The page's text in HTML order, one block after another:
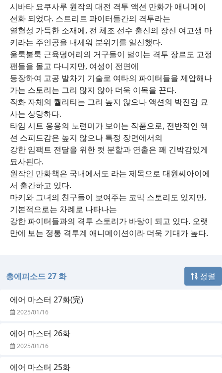
시바타 요쿠사루 원작의 대전 격투 액션 만화가 애니메이
션화 되었다. 스트리트 파이터들간의 격투라는
열혈성 가득한 소재에, 전 체조 선수 출신의 장신 여고생 마
키라는 주인공을 내세워 분위기를 일신했다.
울룩불룩 근육덩어리의 거구들이 벌이는 격투 장르도 고정
팬들을 몰고 다니지만, 여성이 전면에
등장하여 고공 발차기 기술로 여타의 파이터들을 제압해나
가는 스토리는 그리 많지 않아 더욱 이목을 끈다.
작화 자체의 퀄리티는 그리 높지 않으나 액션의 박진감 묘
사는 상당하다.
타임 시트 응용의 노련미가 보이는 작품으로, 전반적인 액
션 스피드감은 높지 않으나 특정 장면에서의
강한 임팩트 전달을 위한 컷 분할과 연출은 꽤 긴박감있게
묘사된다.
원작인 만화책은 국내에서도 라는 제목으로 대원씨아이에
서 출간하고 있다.
마키와 그녀의 친구들이 보여주는 코믹 스토리도 있지만,
기본적으로는 차례로 나타나는
강한 파이터들과의 격투 스토리가 바탕이 되고 있다. 오랫
만에 보는 정통 격투계 애니메이션이라 더욱 기대가 높다.
총에피소드 27 화 정렬
에어 마스터 27화(完)
2025/01/16
에어 마스터 26화
2025/01/16
에어 마스터 25화